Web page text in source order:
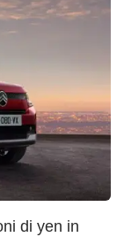
di yen in